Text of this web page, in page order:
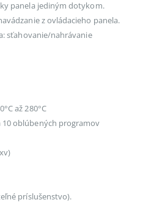
panela jediným dotykom.
z ovládacieho panela.
sťahovanie/nahrávanie
až 280°C
oblúbených programov
príslušenstvo).